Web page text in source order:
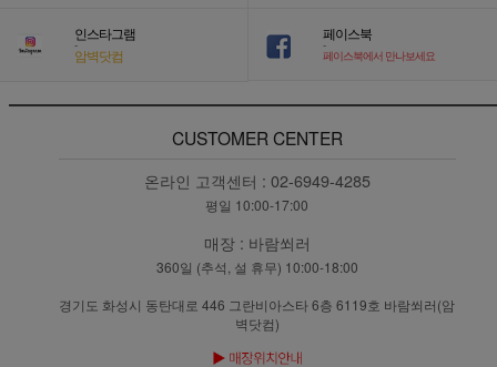
인스타그램
-
암벽닷컴
페이스북
-
페이스북에서 만나보세요
CUSTOMER CENTER
온라인 고객센터 : 02-6949-4285
평일 10:00-17:00
매장 : 바람쐬러
360일 (추석, 설 휴무) 10:00-18:00
경기도 화성시 동탄대로 446 그란비아스타 6층 6119호 바람쐬러(암
벽닷컴)